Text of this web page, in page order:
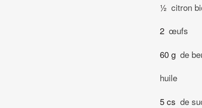
½ citron
2 œufs
60 g de
huile
5 cs de